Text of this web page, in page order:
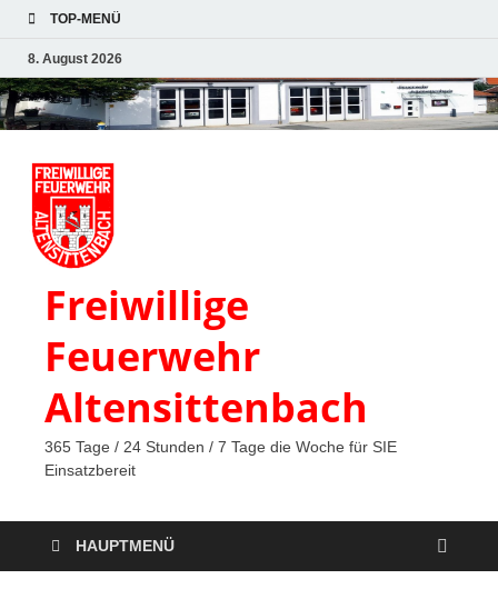
TOP-MENÜ
8. August 2026
Freiwillige
Feuerwehr
Altensittenbach
365 Tage / 24 Stunden / 7 Tage die Woche für SIE
Einsatzbereit
HAUPTMENÜ